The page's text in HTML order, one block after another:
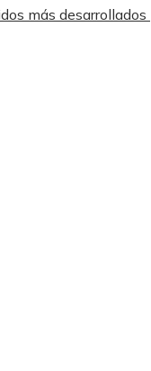
más desarrollados